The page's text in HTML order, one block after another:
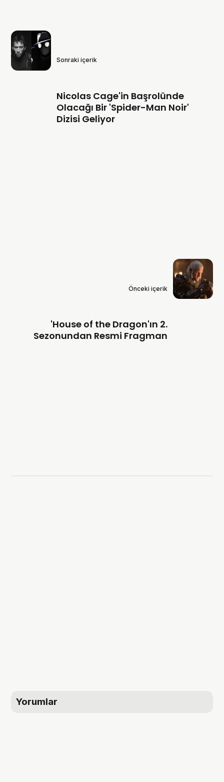
Sonraki içerik
Nicolas Cage'in Başrolünde
Olacağı Bir 'Spider-Man Noir'
Dizisi Geliyor
Önceki içerik
'House of the Dragon'ın 2.
Sezonundan Resmi Fragman
Yorumlar